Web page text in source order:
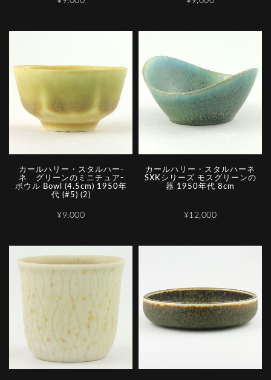
カ­ー­ル­ハ­リ­ー­・­ス­タ­ル­ハ­ー­
ネ­ ­グ­リ­ー­ン­の­ミ­ニ­チ­ュ­ア­
ボ­ウ­ル Bowl (4.5cm) 1950年
代 (#5) (2)
¥9,000
カールハリー・スタルハーネ
SXKシリーズ モスグリーンの
器 1950年代 8cm
¥12,000